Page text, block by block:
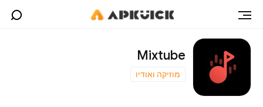
Mixtube
מוזיקה ואודיו